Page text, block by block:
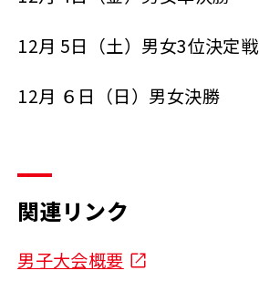
12月 5日（土）男女3位決定戦
12月 ６日（日）男女決勝
関連リンク
男子大会概要